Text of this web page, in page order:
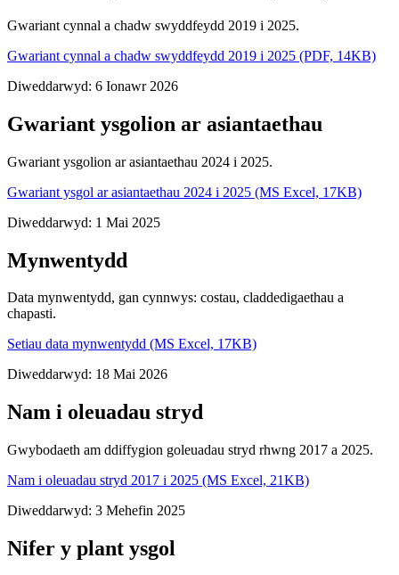
Gwariant cynnal a chadw swyddfeydd 2019 i 2025.
Gwariant cynnal a chadw swyddfeydd 2019 i 2025 (PDF, 14KB)
Diweddarwyd: 6 Ionawr 2026
Gwariant ysgolion ar asiantaethau
Gwariant ysgolion ar asiantaethau 2024 i 2025.
Gwariant ysgol ar asiantaethau 2024 i 2025 (MS Excel, 17KB)
Diweddarwyd: 1 Mai 2025
Mynwentydd
Data mynwentydd, gan cynnwys: costau, claddedigaethau a
chapasti.
Setiau data mynwentydd (MS Excel, 17KB)
Diweddarwyd: 18 Mai 2026
Nam i oleuadau stryd
Gwybodaeth am ddiffygion goleuadau stryd rhwng 2017 a 2025.
Nam i oleuadau stryd 2017 i 2025 (MS Excel, 21KB)
Diweddarwyd: 3 Mehefin 2025
Nifer y plant ysgol